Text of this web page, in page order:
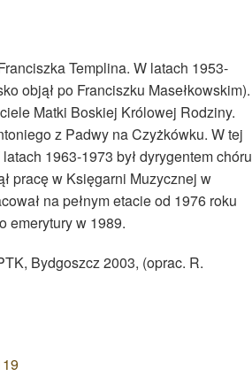
Templina. W latach 1953-
objął po Franciszku Masełkowskim).
Matki Boskiej Królowej Rodziny.
z Padwy na Czyżkówku. W tej
1963-1973 był dyrygentem chóru
pracę w Księgarni Muzycznej w
na pełnym etacie od 1976 roku
emerytury w 1989.
Bydgoszcz 2003, (oprac. R.